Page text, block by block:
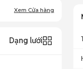
Xem Cửa hàng
Dạng lưới